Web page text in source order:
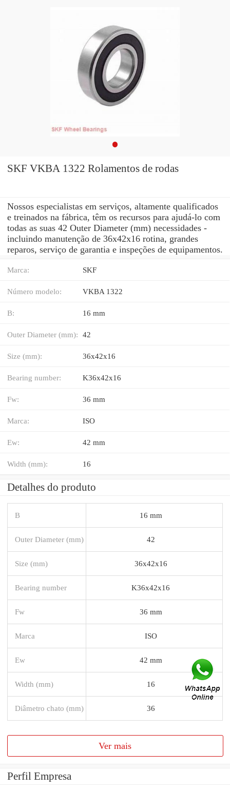
SKF VKBA 1322 Rolamentos de rodas
Nossos especialistas em serviços, altamente qualificados
e treinados na fábrica, têm os recursos para ajudá-lo com
todas as suas 42 Outer Diameter (mm) necessidades -
incluindo manutenção de 36x42x16 rotina, grandes
reparos, serviço de garantia e inspeções de equipamentos.
Marca: SKF
Número modelo: VKBA 1322
B: 16 mm
Outer Diameter (mm): 42
Size (mm): 36x42x16
Bearing number: K36x42x16
Fw: 36 mm
Marca: ISO
Ew: 42 mm
Width (mm): 16
Detalhes do produto
B 16 mm
Outer Diameter (mm) 42
Size (mm) 36x42x16
Bearing number K36x42x16
Fw 36 mm
Marca ISO
Ew 42 mm
Width (mm) 16
Diâmetro chato (mm) 36
Ver mais
Perfil Empresa